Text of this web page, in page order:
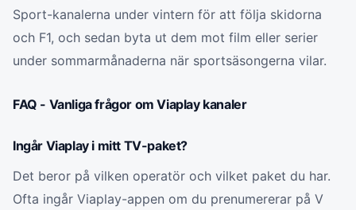
Sport-kanalerna under vintern för att följa skidorna
och F1, och sedan byta ut dem mot film eller serier
under sommarmånaderna när sportsäsongerna vilar.
FAQ - Vanliga frågor om Viaplay kanaler
Ingår Viaplay i mitt TV-paket?
Det beror på vilken operatör och vilket paket du har.
Ofta ingår Viaplay-appen om du prenumererar på V